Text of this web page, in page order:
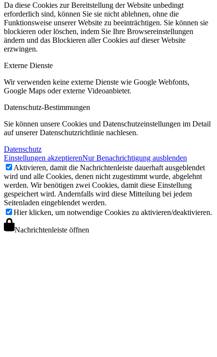
Da diese Cookies zur Bereitstellung der Website unbedingt
erforderlich sind, können Sie sie nicht ablehnen, ohne die
Funktionsweise unserer Website zu beeinträchtigen. Sie können sie
blockieren oder löschen, indem Sie Ihre Browsereinstellungen
ändern und das Blockieren aller Cookies auf dieser Website
erzwingen.
Externe Dienste
Wir verwenden keine externe Dienste wie Google Webfonts,
Google Maps oder externe Videoanbieter.
Datenschutz-Bestimmungen
Sie können unsere Cookies und Datenschutzeinstellungen im Detail
auf unserer Datenschutzrichtlinie nachlesen.
Datenschutz
Einstellungen akzeptierenNur Benachrichtigung ausblenden
Aktivieren, damit die Nachrichtenleiste dauerhaft ausgeblendet
wird und alle Cookies, denen nicht zugestimmt wurde, abgelehnt
werden. Wir benötigen zwei Cookies, damit diese Einstellung
gespeichert wird. Andernfalls wird diese Mitteilung bei jedem
Seitenladen eingeblendet werden.
Hier klicken, um notwendige Cookies zu aktivieren/deaktivieren.
Nachrichtenleiste öffnen